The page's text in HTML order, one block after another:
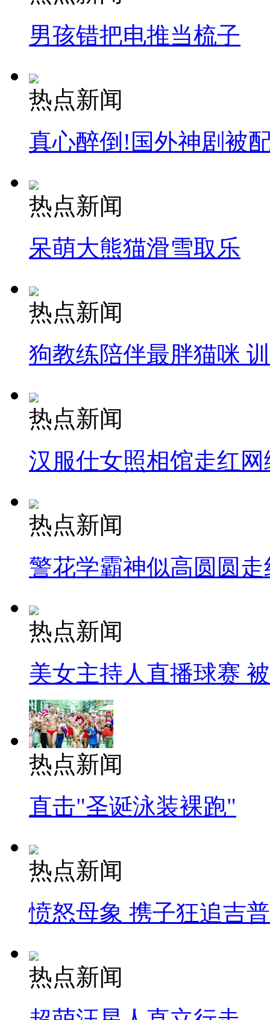
男孩错把电推当梳子
热点新闻
真心醉倒!国外神剧被
热点新闻
呆萌大熊猫滑雪取乐
热点新闻
狗教练陪伴最胖猫咪
热点新闻
汉服仕女照相馆走红网
热点新闻
警花学霸神似高圆圆走
热点新闻
美女主持人直播球赛
热点新闻
直击"圣诞泳装裸跑"
热点新闻
愤怒母象 携子狂追吉
热点新闻